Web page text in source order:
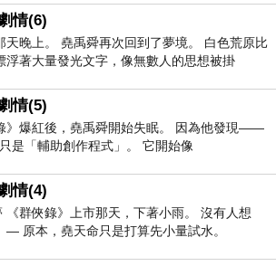
情(6)
天晚上。 堯禹舜再次回到了夢境。 白色荒原比
浮著大量發光文字，像無數人的思想被掛
情(5)
》爆紅後，堯禹舜開始失眠。 因為他發現——
是「輔助創作程式」。 它開始像
情(4)
《群俠錄》上市那天，下著小雨。 沒有人想
— 原本，堯天命只是打算先小量試水。